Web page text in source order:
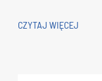
CZYTAJ WIĘCEJ